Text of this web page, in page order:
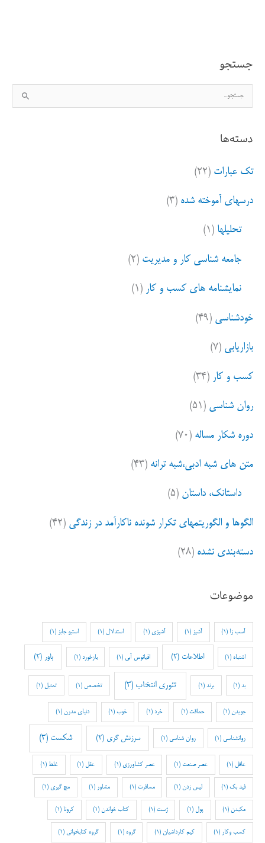
جستجو
س
ج
ب
ا
دسته‌ها
تک عبارات (۲۲)
درسهای آموخته شده (۳)
تحلیلها (۱)
جامعه شناسی کار و مدیریت (۲)
نمایشنامه های کسب و کار (۱)
خودشناسی (۴۹)
بازاریابی (۷)
کسب و کار (۳۴)
روان شناسی (۵۱)
دوره شکار مساله (۷۰)
متن های شبه ادبی،شبه ترانه (۴۳)
داستانک، داستان (۵)
الگوها و الگوریتمهای تکرار شونده ناکارآمد در زندگی (۴۲)
دسته‌بندی نشده (۲۸)
موضوعات
آسب زا (1) آشپز (1) آشپزی (1) استدلال (1) استیو جابز (1)
اشتباه (1) اطلاعات (2) اقیانوس آبی (1) بازخورد (1) باور (2)
بد(1) برند (1) تئوری انتخاب (3) تخصص (1) تمثیل (1)
جویدن (1) حماقت (1) خرد (1) خوب(1) دنیای مدرن (1)
روانشناسی (1) روان شناسی (1) سرزنش گری (2) شکست (3)
عاقل (1) عصر صنعت (1) عصر کشاورزی (1) عقل (1) غلط (1)
فید بک(1) لیس زدن (1) مسافرت (1) مشاور (1) مچ گیری (1)
مکیدن (1) پول (1) ژست (1) کتاب خواندن (1) کرونا (1)
کسب وکار (1) کیم کارداشیان (1) گروه (1) گروه کتابخوانی (1)